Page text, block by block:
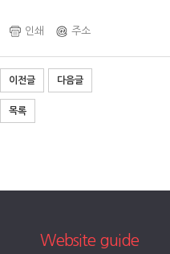
인쇄 주소
이전글 다음글
목록
Website guide